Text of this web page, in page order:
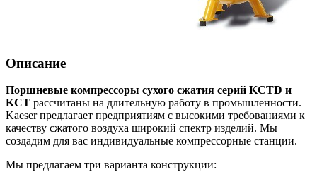
Описание
Поршневые компрессоры сухого сжатия серий KCTD и
KCT рассчитаны на длительную работу в промышленности.
Kaeser предлагает предприятиям с высокими требованиями к
качеству сжатого воздуха широкий спектр изделий. Мы
создадим для вас индивидуальные компрессорные станции.
Мы предлагаем три варианта конструкции: